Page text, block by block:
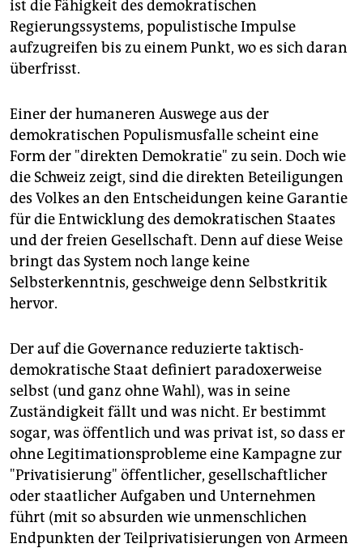
ist die Fähigkeit des demokratischen
Regierungssystems, populistische Impulse
aufzugreifen bis zu einem Punkt, wo es sich daran
überfrisst.
Einer der humaneren Auswege aus der
demokratischen Populismusfalle scheint eine
Form der "direkten Demokratie" zu sein. Doch wie
die Schweiz zeigt, sind die direkten Beteiligungen
des Volkes an den Entscheidungen keine Garantie
für die Entwicklung des demokratischen Staates
und der freien Gesellschaft. Denn auf diese Weise
bringt das System noch lange keine
Selbsterkenntnis, geschweige denn Selbstkritik
hervor.
Der auf die Governance reduzierte taktisch-
demokratische Staat definiert paradoxerweise
selbst (und ganz ohne Wahl), was in seine
Zuständigkeit fällt und was nicht. Er bestimmt
sogar, was öffentlich und was privat ist, so dass er
ohne Legitimationsprobleme eine Kampagne zur
"Privatisierung" öffentlicher, gesellschaftlicher
oder staatlicher Aufgaben und Unternehmen
führt (mit so absurden wie unmenschlichen
Endpunkten der Teilprivatisierungen von Armeen